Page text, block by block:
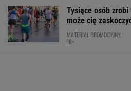
Tysiące osób zrobi
może cię
MATERIAŁ PROMOCYJNY,
18+